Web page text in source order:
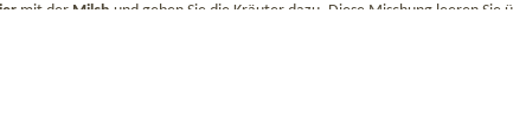
mit der Milch und geben Sie die Kräuter dazu. Diese Mischung leeren Sie